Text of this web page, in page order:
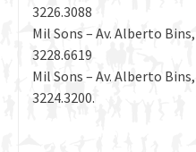
3226.3088
Mil Sons – Av. Alberto
3228.6619
Mil Sons – Av. Alberto
3224.3200.